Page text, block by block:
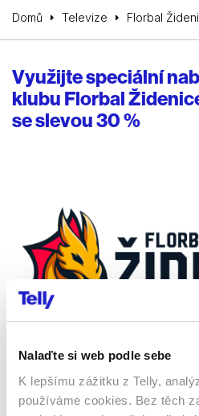
Nalaďte si web podle sebe
K lepšímu zážitku z Telly,
používáme cookies. Bez těch
Domů Televize Florbal
Využijte speciální
klubu Florbal
se slevou 30 %